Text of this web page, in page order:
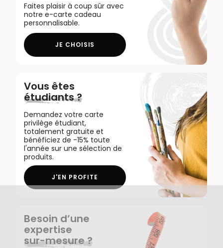
Faites plaisir à coup sûr avec
notre e-carte cadeau
personnalisable.
JE CHOISIS
Vous êtes
étudiants ?
Demandez votre carte
privilège étudiant,
totalement gratuite et
bénéficiez de -15% toute
l'année sur une sélection de
produits.
J'EN PROFITE
Besoin d’une
expertise
sur-mesure ?